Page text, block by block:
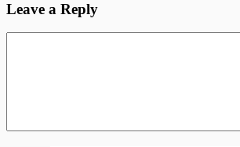
Leave a Reply